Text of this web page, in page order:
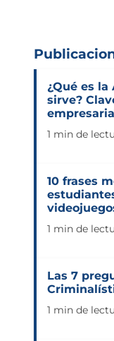
¿Qué es
sirve?
1 min de
10 frases
1 min de
Las 7
1 min de